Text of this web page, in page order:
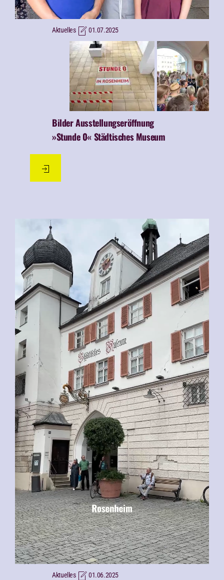
Aktuelles 01.07.2025
Bilder Ausstellungseröffnung
»Stunde 0« Städtisches Museum
Aktuelles 01.06.2025